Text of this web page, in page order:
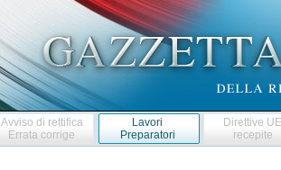
Avviso di rettifica
Errata corrige
Lavori
Preparatori
Direttive
recepite